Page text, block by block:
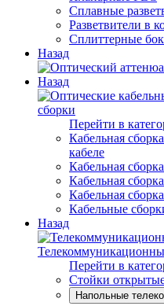
Сплавные
Разветвители в
Сплиттерные
Назад
Назад
сборки
Перейти в
Кабельная
кабеле
Кабельная
Кабельная
Кабельная
Кабельные
Назад
Перейти в
Стойки
Напольные